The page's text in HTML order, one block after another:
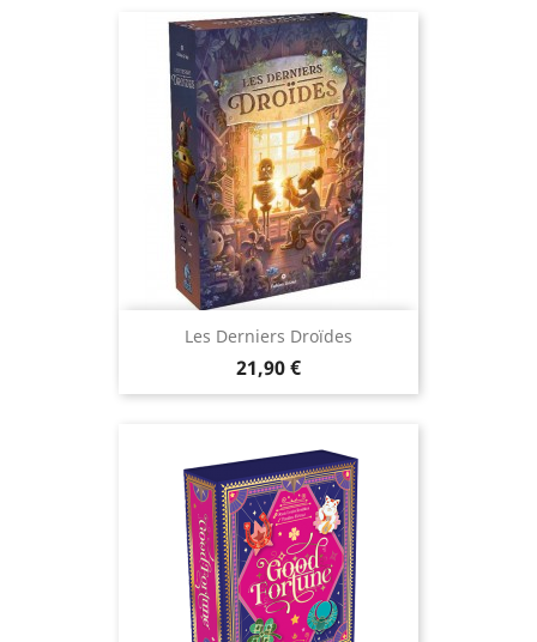
Les Derniers Droïdes
Prix
21,90 €